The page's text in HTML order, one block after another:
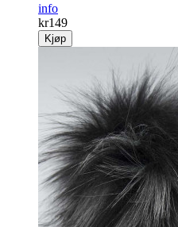
info
kr149
Kjøp